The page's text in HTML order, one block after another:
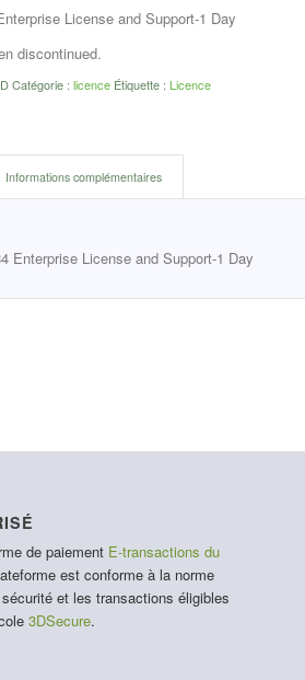
License and Support-1 Day
discontinued.
Catégorie :licence Étiquette : Licence
Informations complémentaires
Enterprise License and Support-1 Day
de paiement E-transactions du
est conforme à la norme
et les transactions éligibles
3DSecure.